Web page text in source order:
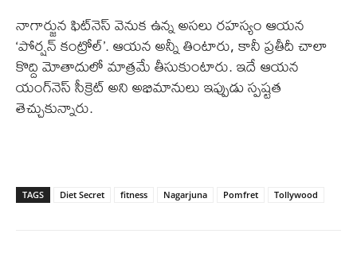
నాగార్జున ఫిట్‌నెస్ వెనుక ఉన్న అసలు రహస్యం ఆయన
‘పోర్షన్ కంట్రోల్’. ఆయన అన్నీ తింటారు, కానీ ప్రతీదీ చాలా
కొద్ది మోతాదులో మాత్రమే తీసుకుంటారు. ఇదే ఆయన
యంగ్‌నెస్ సీక్రెట్ అని అభిమానులు ఇప్పుడు స్పష్టత
తెచ్చుకున్నారు.
TAGS Diet Secret fitness Nagarjuna Pomfret Tollywood